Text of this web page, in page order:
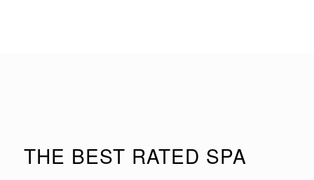
THE BEST RATED SPA